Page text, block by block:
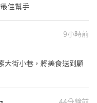
提撥勞工退休新制6% ④
津貼補助 ⑥員工店內用餐
費健檢
⚠️每間店有缺的時段
需排班 🚫 周六、周日可
北市內湖區舊宗路一段
號 台北復興二店📍台北市
佳幫手
9小時前
大街小巷，將美食送到顧